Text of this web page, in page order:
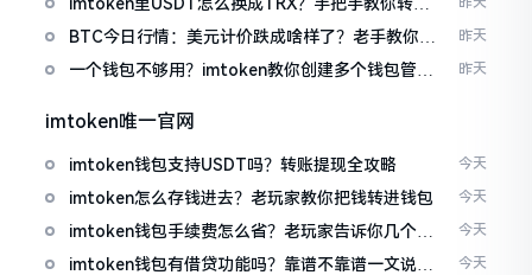
波场币
BTC今日行情：美元计价跌成啥样了？老手教你咋
昨天
一个钱包不够用？imtoken教你创建多个钱包管理
昨天
imtoken唯一官网
imtoken钱包支持USDT吗？转账提现全攻略 今天
imtoken怎么存钱进去？老玩家教你把钱转进钱包 今天
imtoken钱包手续费怎么省？老玩家告诉你几个实
在招
今天
imtoken钱包有借贷功能吗？靠谱不靠谱一文说清
今天